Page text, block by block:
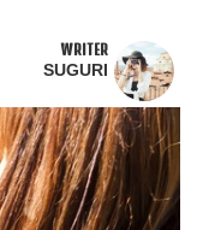
WRITER
SUGURI